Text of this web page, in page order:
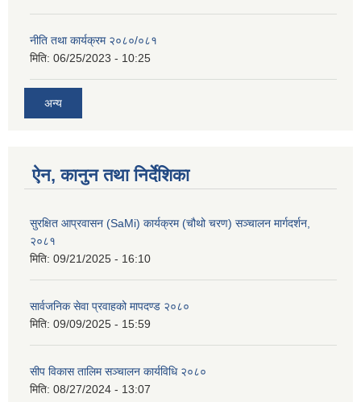
नीति तथा कार्यक्रम २०८०/०८१
मिति: 06/25/2023 - 10:25
अन्य
ऐन, कानुन तथा निर्देशिका
सुरक्षित आप्रवासन (SaMi) कार्यक्रम (चौथो चरण) सञ्चालन मार्गदर्शन,
२०८१
मिति: 09/21/2025 - 16:10
सार्वजनिक सेवा प्रवाहको मापदण्ड २०८०
मिति: 09/09/2025 - 15:59
सीप विकास तालिम सञ्चालन कार्यविधि २०८०
मिति: 08/27/2024 - 13:07